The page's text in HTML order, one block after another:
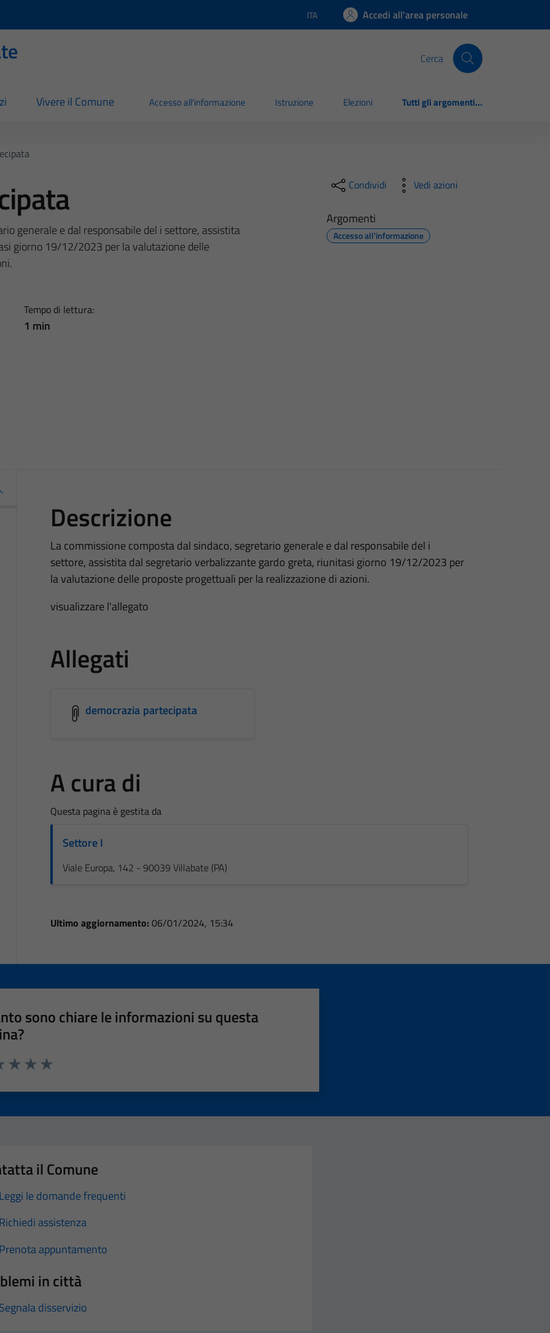
Lingua attiva:
ITA Accedi all'area personale
Cerca
Vivere il Comune Accesso all'informazione Istruzione Elezioni Tutti gli argomenti...
generale e dal responsabile del i settore, assistita
giorno 19/12/2023 per la valutazione delle
Tempo di lettura:
1 min
Condividi Vedi azioni
Argomenti
Accesso all'informazione
Descrizione
La commissione composta dal sindaco, segretario generale e dal responsabile del i
settore, assistita dal segretario verbalizzante gardo greta, riunitasi giorno 19/12/2023 per
la valutazione delle proposte progettuali per la realizzazione di azioni.
visualizzare l'allegato
Allegati
democrazia partecipata
A cura di
Questa pagina è gestita da
Settore I
Viale Europa, 142 - 90039 Villabate (PA)
Ultimo aggiornamento: 06/01/2024, 15:34
sono chiare le informazioni su questa
il Comune
Leggi le domande frequenti
Richiedi assistenza
Prenota appuntamento
in città
Segnala disservizio